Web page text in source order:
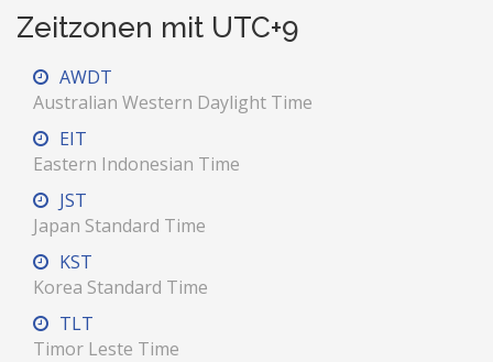
Zeitzonen mit UTC+9
AWDT
Australian Western Daylight Time
EIT
Eastern Indonesian Time
JST
Japan Standard Time
KST
Korea Standard Time
TLT
Timor Leste Time